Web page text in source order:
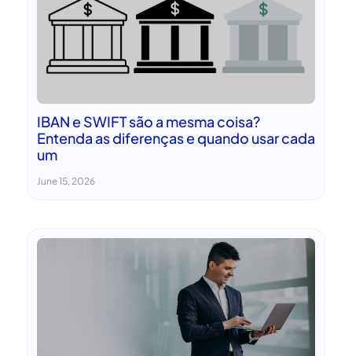
IBAN e SWIFT são a mesma coisa?
Entenda as diferenças e quando usar cada
um
June 15, 2026